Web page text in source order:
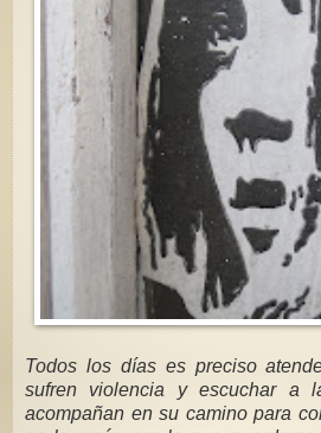
Todos los días es preciso
sufren violencia y escuchar a
acompañan en su camino para